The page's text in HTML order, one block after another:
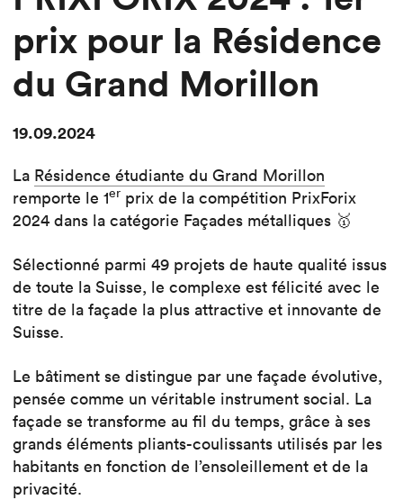
prix pour la Résidence
du Grand Morillon
19.09.2024
La Résidence étudiante du Grand Morillon
remporte le 1er prix de la compétition PrixForix
2024 dans la catégorie Façades métalliques 🥇
Sélectionné parmi 49 projets de haute qualité issus
de toute la Suisse, le complexe est félicité avec le
titre de la façade la plus attractive et innovante de
Suisse.
Le bâtiment se distingue par une façade évolutive,
pensée comme un véritable instrument social. La
façade se transforme au fil du temps, grâce à ses
grands éléments pliants-coulissants utilisés par les
habitants en fonction de l’ensoleillement et de la
privacité.